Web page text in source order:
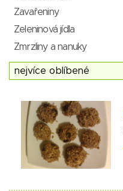
Zavařeniny
Zeleninová jídla
Zmrzliny a nanuky